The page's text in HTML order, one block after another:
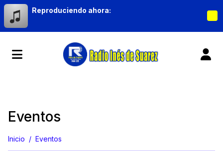
Reproduciendo ahora:
Eventos
Inicio Eventos